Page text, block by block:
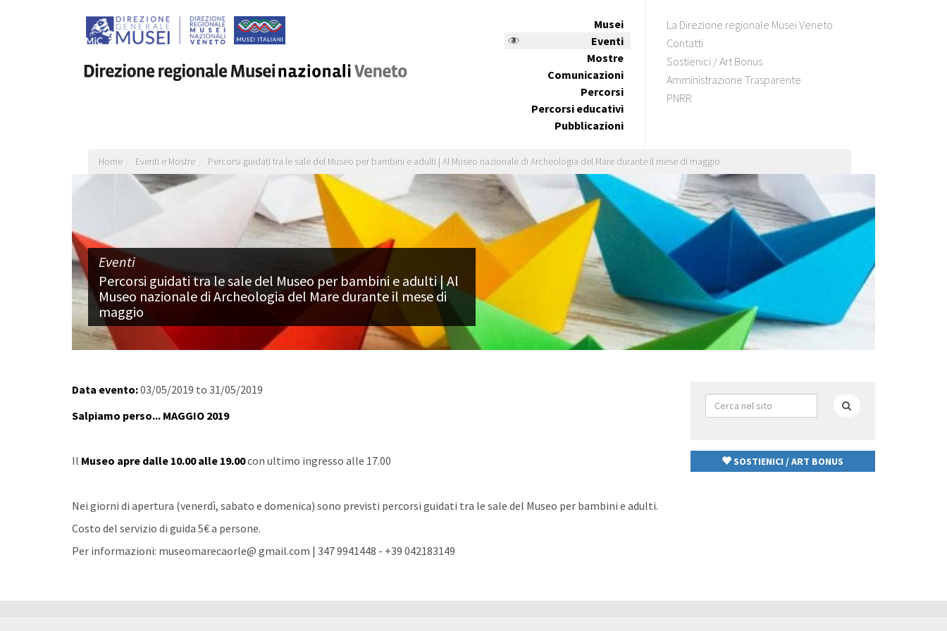
Musei
Eventi
Mostre
Comunicazioni
Percorsi
Percorsi educativi
Pubblicazioni
La Direzione regionale Musei Veneto
Contatti
Sostienici / Art Bonus
Amministrazione Trasparente
PNRR
Home Eventi e Mostre Percorsi guidati tra le sale del Museo per bambini e adulti | Al Museo nazionale di Archeologia del Mare durante il mese di maggio
Eventi
Percorsi guidati tra le sale del Museo per bambini e adulti | Al
Museo nazionale di Archeologia del Mare durante il mese di
maggio
Data evento:03/05/2019 to 31/05/2019
Salpiamo perso... MAGGIO 2019
Il Museo apre dalle 10.00 alle 19.00con ultimo ingresso alle 17.00
Nei giorni di apertura (venerdì, sabato e domenica) sono previsti percorsi guidati tra le sale del Museo per bambini e adulti.
Costo del servizio di guida 5€ a persone.
Per informazioni: museomarecaorle@ gmail.com | 347 9941448 - +39 042183149
Form
di
SOSTIENICI / ART BONUS